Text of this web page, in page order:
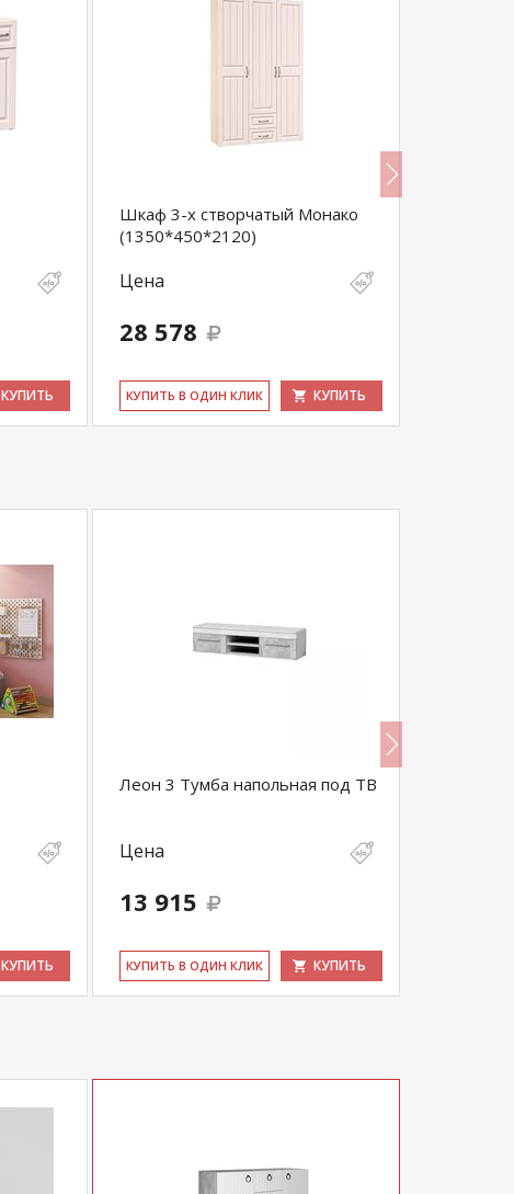
КУПИТЬ
Шкаф 3-х створчатый Монако
(1350*450*2120)
Цена
28 578
КУ­ПИТЬ В ОДИН КЛИК КУПИТЬ
КУПИТЬ
Леон 3 Тумба напольная под ТВ
Цена
13 915
КУ­ПИТЬ В ОДИН КЛИК КУПИТЬ